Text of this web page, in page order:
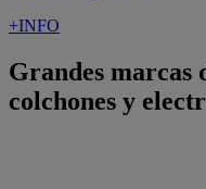
+INFO
Grandes marcas
colchones y